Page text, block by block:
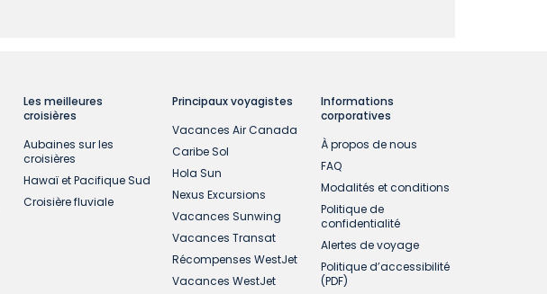
Les meilleures
croisières
Aubaines sur les
croisières
Hawaï et Pacifique Sud
Croisière fluviale
Principaux voyagistes
Vacances Air Canada
Caribe Sol
Hola Sun
Nexus Excursions
Vacances Sunwing
Vacances Transat
Récompenses WestJet
Vacances WestJet
Informations
corporatives
À propos de nous
FAQ
Modalités et conditions
Politique de
confidentialité
Alertes de voyage
Politique d’accessibilité
(PDF)